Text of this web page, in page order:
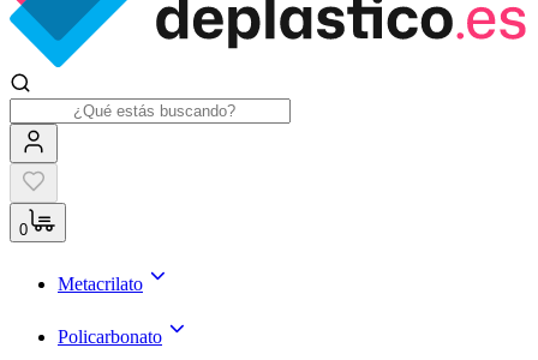
0
Metacrilato
Policarbonato